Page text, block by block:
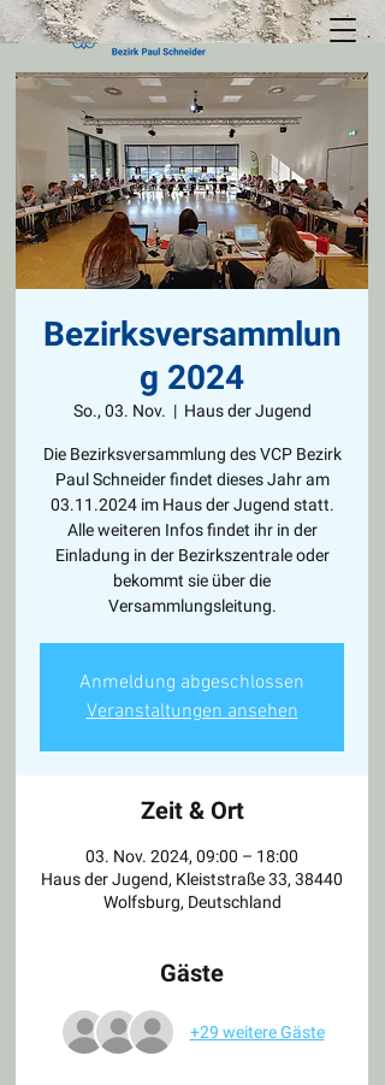
Bezirksversammlun
g 2024
So., 03. Nov.
  |
Haus der Jugend
Die Bezirksversammlung des VCP Bezirk
Paul Schneider findet dieses Jahr am
03.11.2024 im Haus der Jugend statt.
Alle weiteren Infos findet ihr in der
Einladung in der Bezirkszentrale oder
bekommt sie über die
Versammlungsleitung.
Anmeldung abgeschlossen
Veranstaltungen ansehen
Zeit & Ort
03. Nov. 2024, 09:00 – 18:00
Haus der Jugend, Kleiststraße 33, 38440
Wolfsburg, Deutschland
Gäste
+29 weitere Gäste